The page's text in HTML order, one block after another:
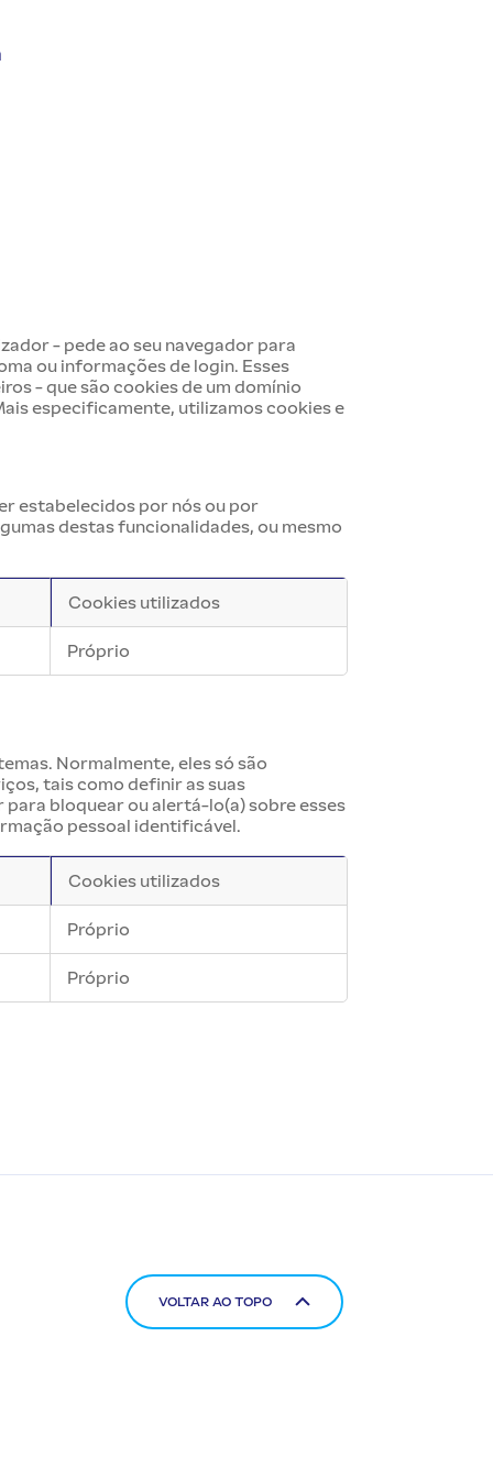
- pede ao seu navegador para
ou informações de login. Esses
- que são cookies de um domínio
especificamente, utilizamos cookies e
estabelecidos por nós ou por
destas funcionalidades, ou mesmo
Cookies utilizados
Próprio
Normalmente, eles só são
tais como definir as suas
bloquear ou alertá-lo(a) sobre esses
pessoal identificável.
Cookies utilizados
Próprio
Próprio
VOLTAR AO TOPO